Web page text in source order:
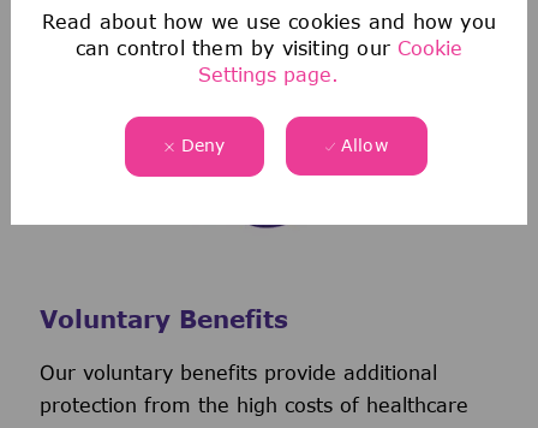
Read about how we use cookies and how you
can control them by visiting our Cookie
Settings page.
Deny Allow
and personalized support to help you navigate
and use your benefits.
Voluntary Benefits
Our voluntary benefits provide additional
protection from the high costs of healthcare